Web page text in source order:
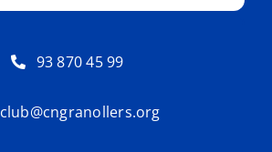
93 870 45 99
club@cngranollers.org